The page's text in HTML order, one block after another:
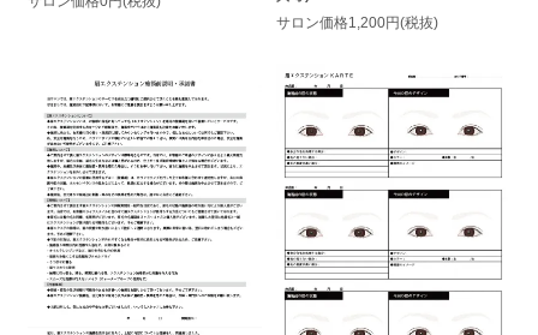
サロン価格1,200円(税抜)